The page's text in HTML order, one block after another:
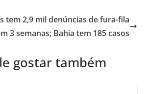
tem 2,9 mil denúncias de fura-fila
3 semanas; Bahia tem 185 casos
gostar também